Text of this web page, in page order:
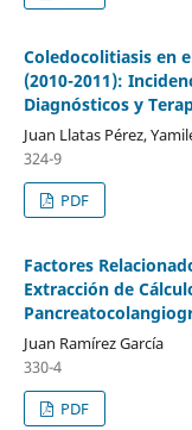
Coledocolitiasis en
(2010-2011):
Diagnósticos y
Juan Llatas Pérez,
324-9
PDF
Factores
Extracción de
Juan Ramírez García
330-4
PDF